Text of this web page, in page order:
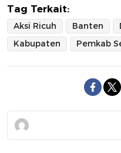
Tag Terkait:
Aksi Ricuh Banten
Kabupaten
Pemkab